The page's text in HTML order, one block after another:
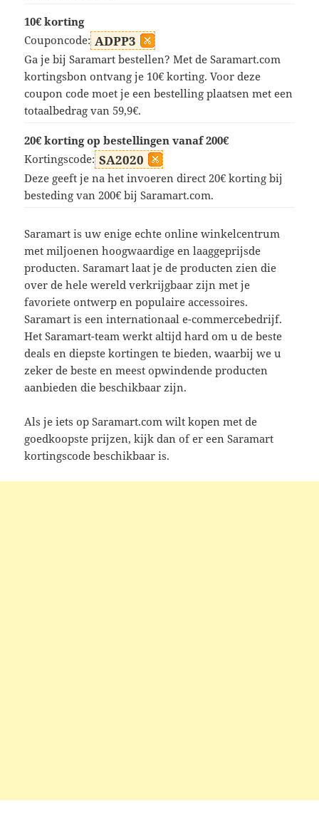
10€ korting
Couponcode: ADPP3
Ga je bij Saramart bestellen? Met de Saramart.com
kortingsbon ontvang je 10€ korting. Voor deze
coupon code moet je een bestelling plaatsen met een
totaalbedrag van 59,9€.
20€ korting op bestellingen vanaf 200€
Kortingscode: SA2020
Deze geeft je na het invoeren direct 20€ korting bij
besteding van 200€ bij Saramart.com.
Saramart is uw enige echte online winkelcentrum
met miljoenen hoogwaardige en laaggeprijsde
producten. Saramart laat je de producten zien die
over de hele wereld verkrijgbaar zijn met je
favoriete ontwerp en populaire accessoires.
Saramart is een internationaal e-commercebedrijf.
Het Saramart-team werkt altijd hard om u de beste
deals en diepste kortingen te bieden, waarbij we u
zeker de beste en meest opwindende producten
aanbieden die beschikbaar zijn.
Als je iets op Saramart.com wilt kopen met de
goedkoopste prijzen, kijk dan of er een Saramart
kortingscode beschikbaar is.